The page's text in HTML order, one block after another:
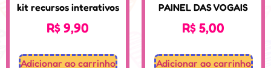
kit recursos interativos
R$9,90
Adicionar ao carrinho
PAINEL DAS VOGAIS
R$5,00
Adicionar ao carrinho